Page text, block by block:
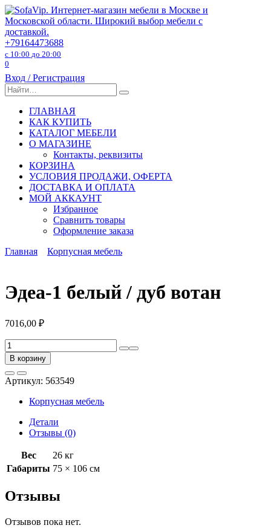
Перейти
к
содержанию
+79164473688
с 10:00 до 20:00
0
Вход / Регистрация
Search
for:
ГЛАВНАЯ
КАК КУПИТЬ
КАТАЛОГ МЕБЕЛИ
О МАГАЗИНЕ
Контакты, реквизиты
КОРЗИНА
УСЛОВИЯ ПРОДАЖИ, ОФЕРТА
ДОСТАВКА И ОПЛАТА
МОЙ АККАУНТ
Избранное
Сравнить товары
Оформление заказа
Главная
Корпусная мебель
Эдеа-1 белый / дуб вотан
7016,00 ₽
Количество
товара
Эдеа-1
белый
/
В корзину
Артикул: 563549
Корпусная мебель
Детали
Отзывы (0)
Вес
26 кг
Габариты 75 × 106 см
Отзывы
Отзывов пока нет.